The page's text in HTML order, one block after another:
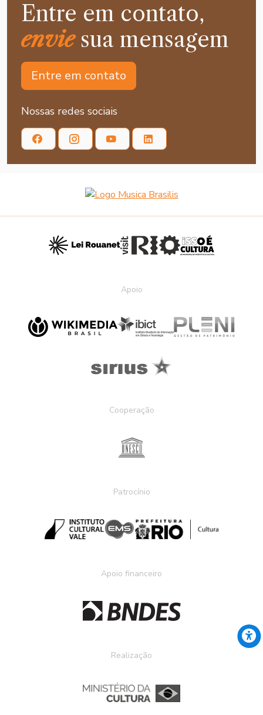
Entre em contato,
enviesua mensagem
Entre em contato
Nossas redes sociais
Apoio
Cooperação
Patrocínio
Apoio financeiro
Realização